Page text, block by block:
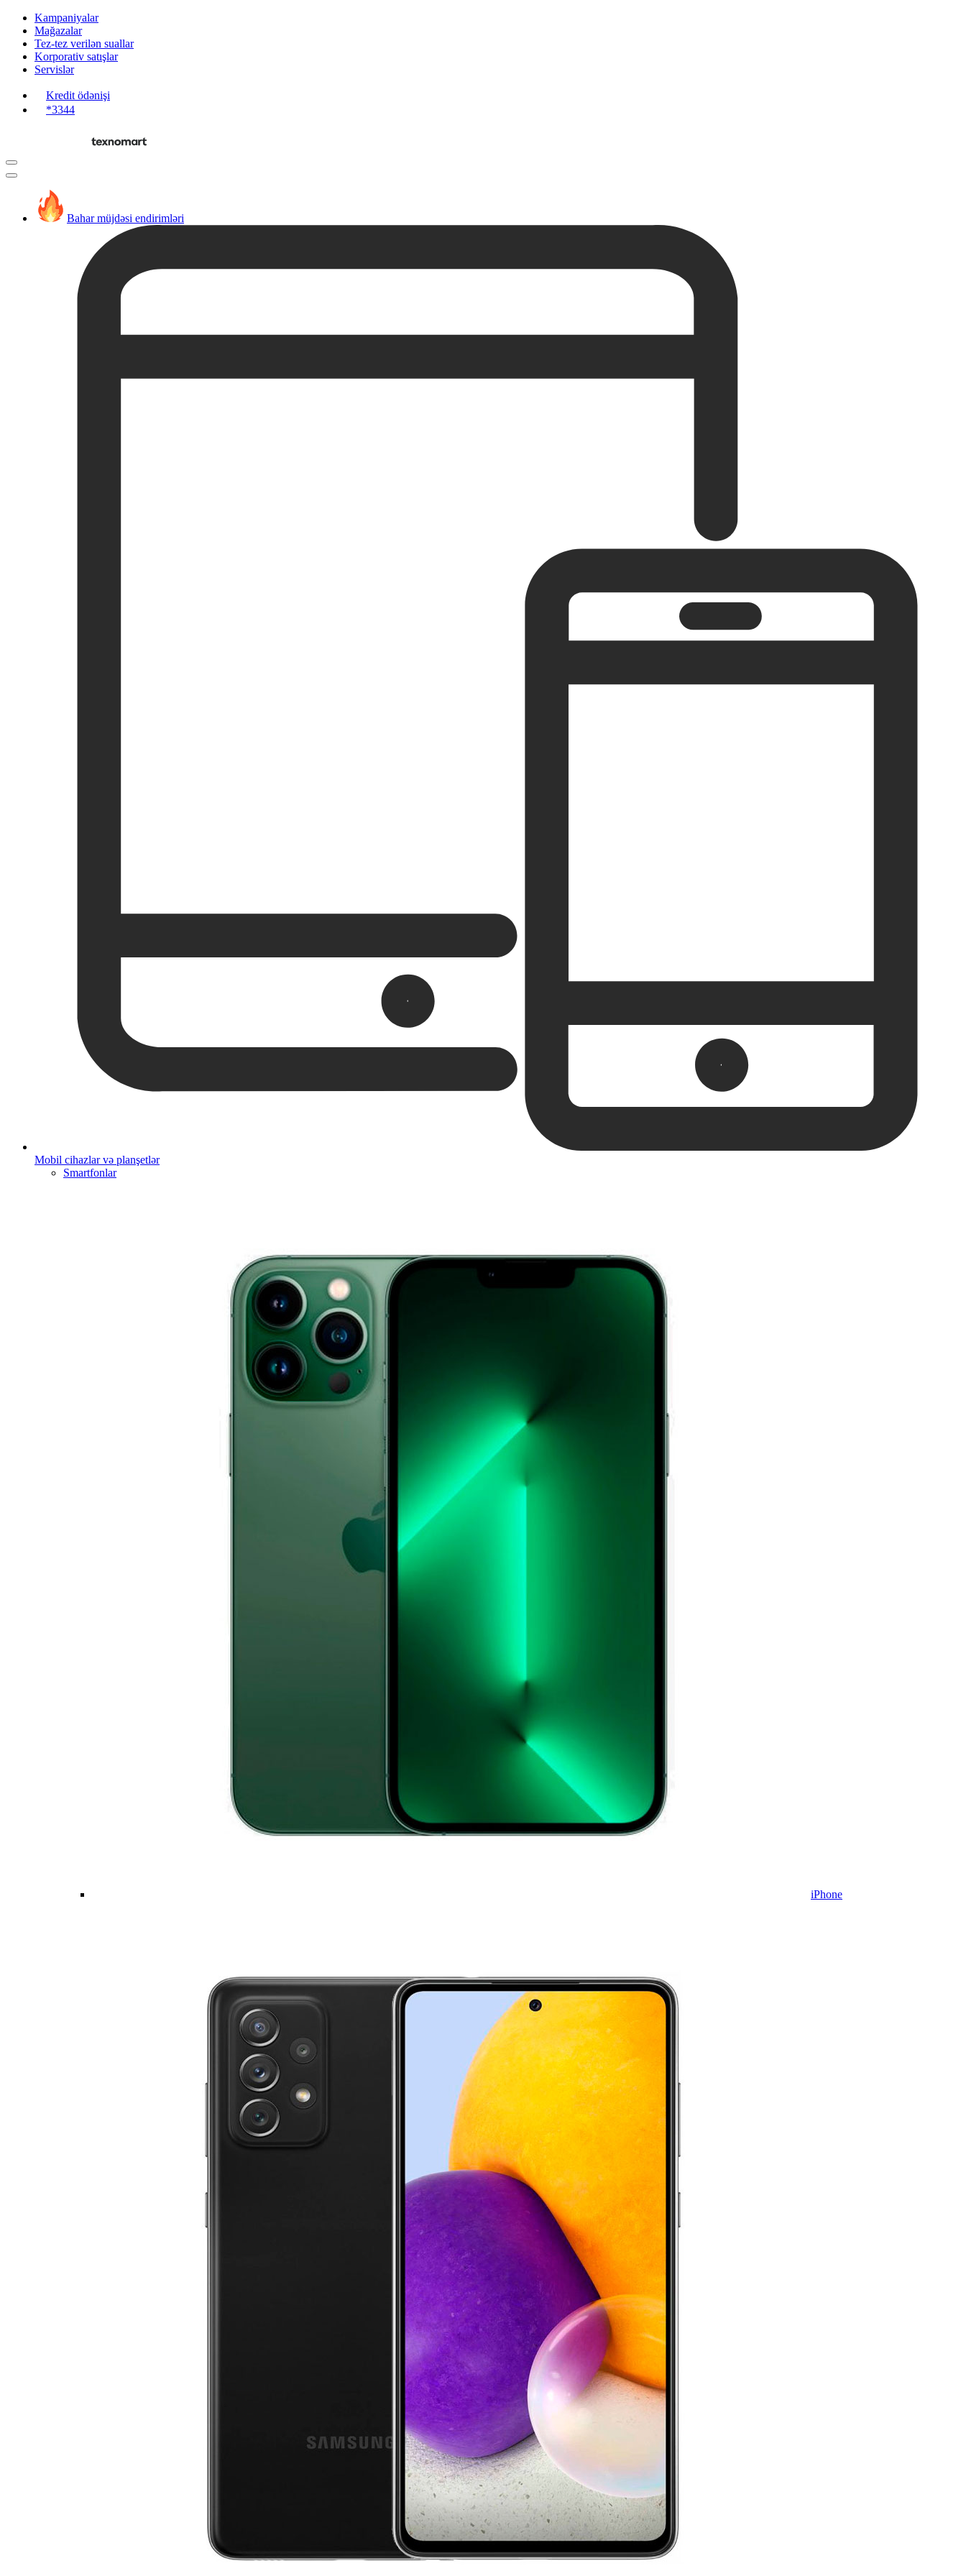
Kampaniyalar
Mağazalar
Tez-tez verilən suallar
Korporativ satışlar
Servislər
Kredit ödənişi
*3344
Bahar müjdəsi endirimləri
Mobil cihazlar və planşetlər
Smartfonlar
iPhone